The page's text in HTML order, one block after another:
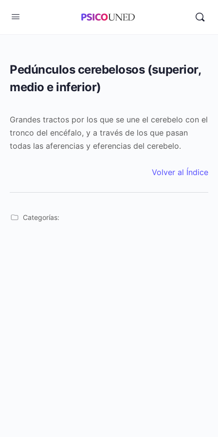
Pedúnculos cerebelosos (superior,
medio e inferior)
Grandes tractos por los que se une el cerebelo con el
tronco del encéfalo, y a través de los que pasan
todas las aferencias y eferencias del cerebelo.
Volver al Índice
Categorías: